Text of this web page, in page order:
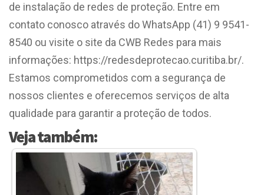
de instalação de redes de proteção. Entre em
contato conosco através do WhatsApp (41) 9 9541-
8540 ou visite o site da CWB Redes para mais
informações: https://redesdeprotecao.curitiba.br/.
Estamos comprometidos com a segurança de
nossos clientes e oferecemos serviços de alta
qualidade para garantir a proteção de todos.
Veja também: